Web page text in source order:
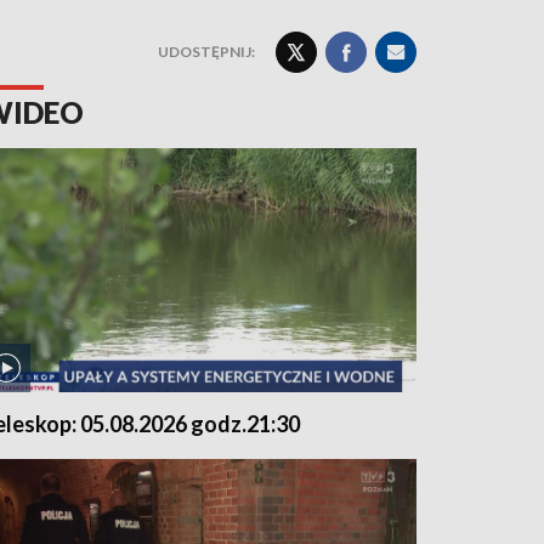
UDOSTĘPNIJ:
05.08.2026 godz.21:30